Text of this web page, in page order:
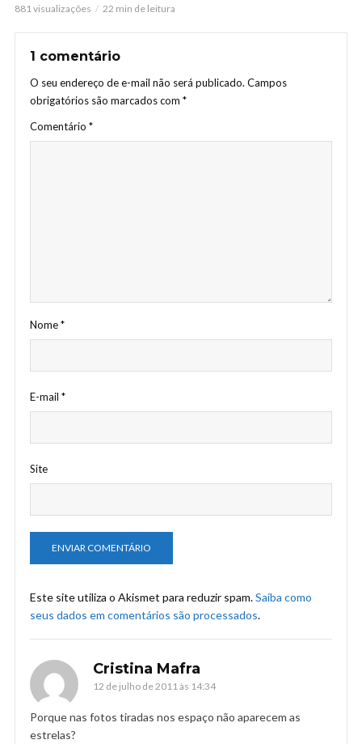
881 visualizações 22 min de leitura
1 comentário
O seu endereço de e-mail não será publicado. Campos
obrigatórios são marcados com *
Comentário *
Nome*
E-mail *
Site
Este site utiliza o Akismet para reduzir spam.Saiba como
seus dados em comentários são processados.
Cristina Mafra
12 de julho de 2011 às 14:34
Porque nas fotos tiradas nos espaço não aparecem as
estrelas?